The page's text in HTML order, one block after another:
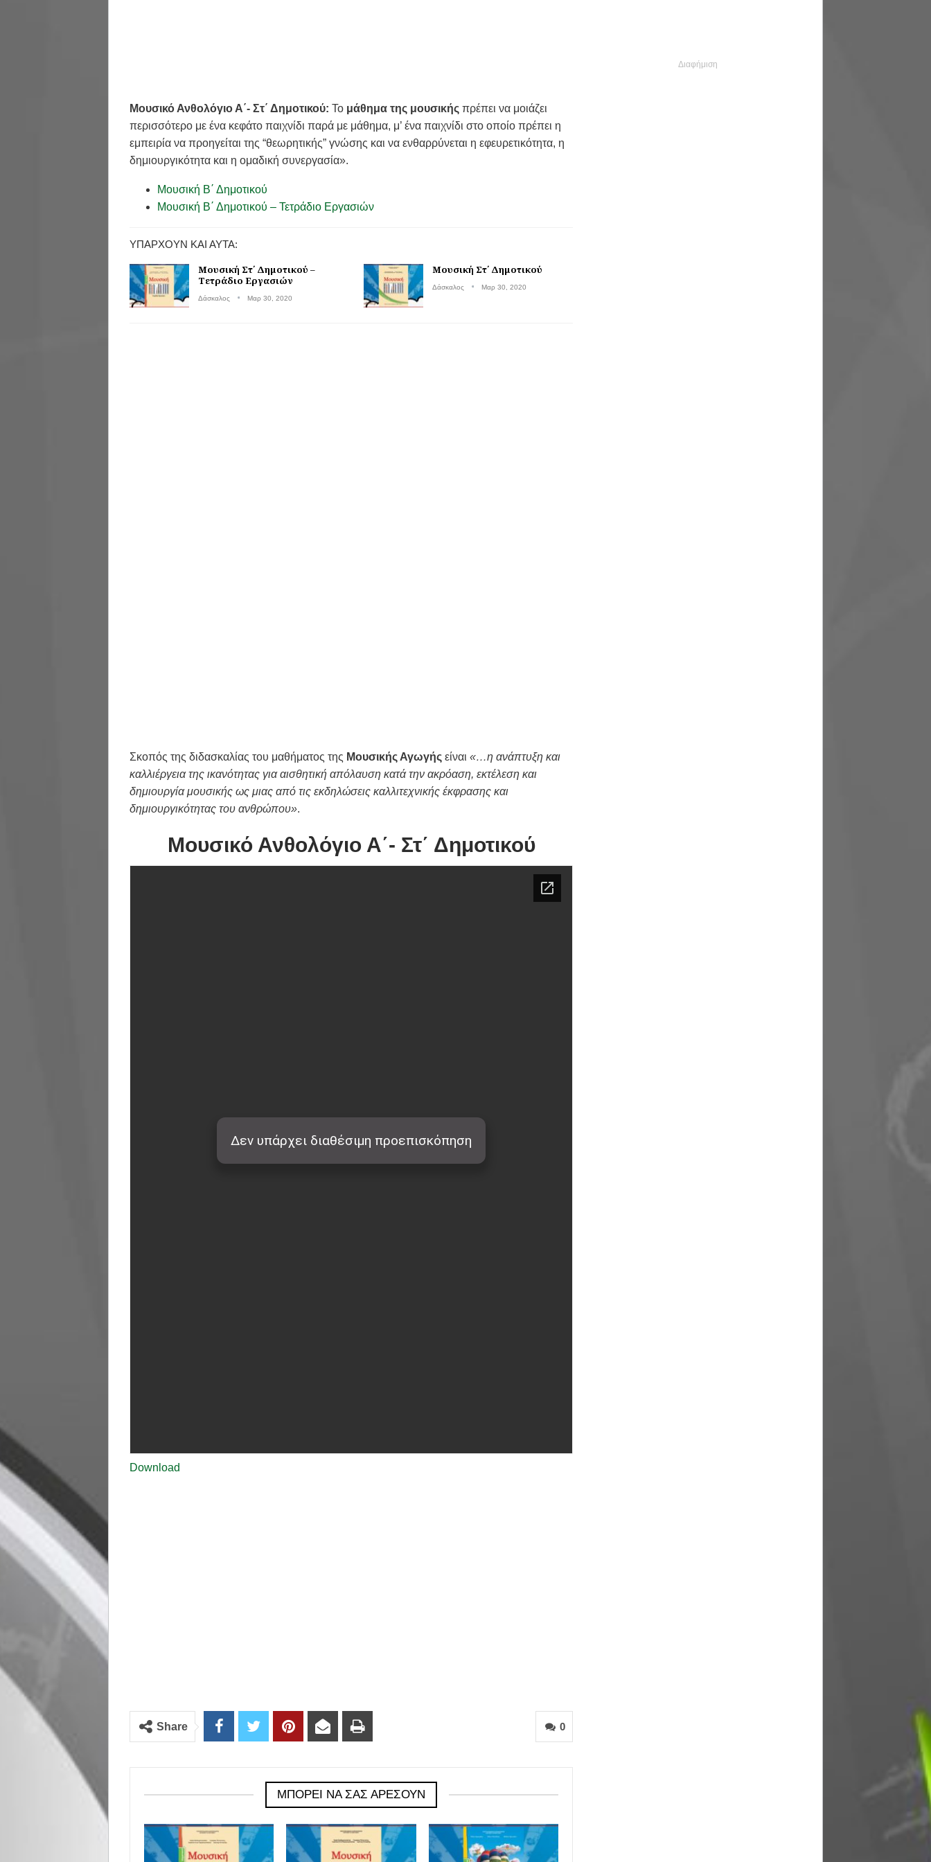
Μουσικό Ανθολόγιο Α΄- Στ΄ Δημοτικού: Το μάθημα της μουσικής πρέπει να μοιάζει
περισσότερο με ένα κεφάτο παιχνίδι παρά με μάθημα, μ’ ένα παιχνίδι στο οποίο πρέπει η
εμπειρία να προηγείται της “θεωρητικής” γνώσης και να ενθαρρύνεται η εφευρετικότητα, η
δημιουργικότητα και η ομαδική συνεργασία».
Μουσική Β΄ Δημοτικού
Μουσική Β΄ Δημοτικού – Τετράδιο Εργασιών
ΥΠΆΡΧΟΥΝ ΚΑΙ ΑΥΤΆ:
Μουσική Στ΄ Δημοτικού –
Τετράδιο Εργασιών
Δάσκαλος Μαρ 30, 2020
Μουσική Στ΄ Δημοτικού
Δάσκαλος Μαρ 30, 2020
Σκοπός της διδασκαλίας του μαθήματος της Μουσικής Αγωγής είναι «…η ανάπτυξη και
καλλιέργεια της ικανότητας για αισθητική απόλαυση κατά την ακρόαση, εκτέλεση και
δημιουργία μουσικής ως μιας από τις εκδηλώσεις καλλιτεχνικής έκφρασης και
δημιουργικότητας του ανθρώπου».­
Μουσικό Ανθολόγιο Α΄- Στ΄ Δημοτικού
Download
0
Share
ΜΠΟΡΕΊ ΝΑ ΣΑΣ ΑΡΈΣΟΥΝ
Διαφήμιση